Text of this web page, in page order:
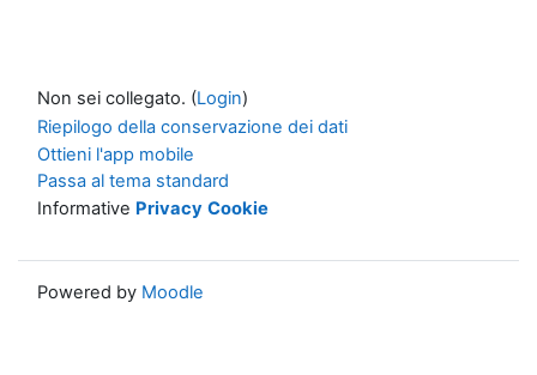
Non sei collegato. (Login)
Riepilogo della conservazione dei dati
Ottieni l'app mobile
Passa al tema standard
Informative Privacy Cookie
Powered by Moodle